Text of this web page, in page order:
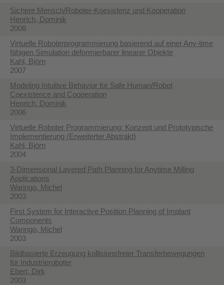
Sichere Mensch/Roboter-Koexistenz und Kooperation
Henrich, Dominik
2008
Virtuelle Roboterprogrammierung basierend auf einer Any-time
fähigen Simulation deformierbarer linearer Objekte
Kahl, Björn
2007
Modeling Intuitive Behavior for Safe Human/Robot
Coexistence and Cooperation
Henrich, Dominik
2006
Virtuelle Roboter Programmierung: Konzept und Prototypische
Implementierung (Erweiterter Abstrakt)
Kahl, Björn
2004
3-Dimensional Layered Path Planning for Anytime Milling
Applications
Waringo, Michel
2003
First System for Interactive Position Planning of Implant
Components
Waringo, Michel
2003
Bildbasierte Erzeugung kollisionsfreier Transferbewegungen
für Industrieroboter
Ebert, Dirk
2003